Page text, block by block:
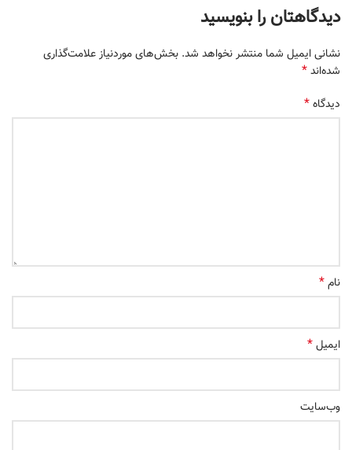
دیدگاهتان را بنویسید
نشانی ایمیل شما منتشر نخواهد شد. بخش‌های موردنیاز علامت‌گذاری
شده‌اند*
دیدگاه*
نام*
ایمیل*
وب‌سایت